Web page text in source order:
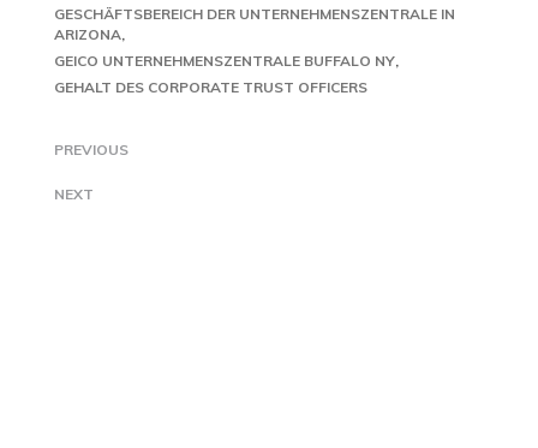
GESCHÄFTSBEREICH DER UNTERNEHMENSZENTRALE IN
ARIZONA
GEICO UNTERNEHMENSZENTRALE BUFFALO NY
GEHALT DES CORPORATE TRUST OFFICERS
PREVIOUS
NEXT